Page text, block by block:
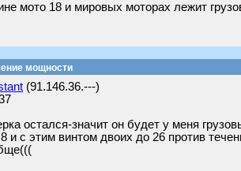
мото 18 и мировых моторах лежит
мощности
(91.146.36.---)
остался-значит он будет у меня
и с этим винтом двоих до 26 против